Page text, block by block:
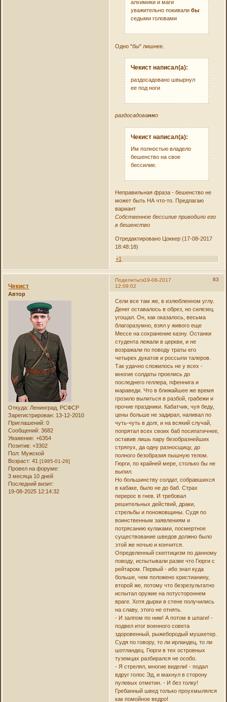
алхимики и маги
уважительно покивалибы
седыми головами
Одно "бы" лишнее.
Чекист написал(а):
раздосадовано швырнул
ее под ноги
раздосадованно
Чекист написал(а):
Им полностью владело
бешенство на свое
бессилие.
Неправильная фраза - бешенство не
может быть НА что-то. Предлагаю
вариант
Собственное бессилие приводило его
в бешенство
Отредактировано Цоккер (17-08-2017
18:48:18)
+1
Поделиться 83
19-08-2017
12:09:02
Чекист
Автор
Откуда: Ленинград, РСФСР
Зарегистрирован: 13-12-2010
Приглашений: 0
Сообщений: 3682
Уважение: +6354
Позитив: +3302
Пол: Мужской
Возраст: 41[1985-01-26]
Провел на форуме:
3 месяца 10 дней
Последний визит:
19-08-2025 12:14:32
Сели все там же, в излюбленном углу.
Денег оставалось в обрез, но силезец
угощал. Он, как оказалось, весьма
благоразумно, взял у живого еще
Мессе на сохранение казну. Останки
студента лежали в церкви, и не
возражали по поводу траты его
четырех дукатов и россыпи талеров.
Так удачно сложилось не у всех -
многие солдаты проелись до
последнего геллера, пфеннига и
мараведи. Что в ближайшее же время
грозило вылиться в разбой, грабежи и
прочие праздники. Кабатчик, чуя беду,
цены больше не задирал, наливал по
чуть-чуть в долг, и на всякий случай,
попрятал всех своих баб посипатичнее,
оставив лишь пару безобразнейших
стряпух, да одну разносщицу, до
полного безобразия пышную телом.
Гюрги, по крайней мере, столько бы не
выпил.
Но большинству солдат, собравшихся
в кабаке, было не до баб. Страх
перерос в гнев. И требовал
решительных действий, драки,
стрельбы и поножовщины. Судя по
воинственным заявлениям и
потрясанию кулаками, посмертное
существование шведов должно было
этой же ночью и кончится.
Определенный скептицизм по данному
поводу, испытывали разве что Гюрги с
рейтаром. Первый - ибо знал куда
больше, чем положено христианину,
второй же, потому что безрезультатно
испытал оружие на потустороннем
враге. Хотя дырки в стене получились
на славу, этого не отнять.
- И залпом по ним! А потом в шпаги! -
подвел итог военного совета
здоровенный, рыжебородый мушкетер.
Судя по говору, то ли ирландец, то ли
шотландец. Гюрги в тех островных
туземцах разбирался не особо.
- Я стрелял, многие видели! - подал
вдруг голос Эд, и махнул в сторону
пулевых отметин. - И без толку!
Гребанный швед только проухмылялся
как помойное ведро!